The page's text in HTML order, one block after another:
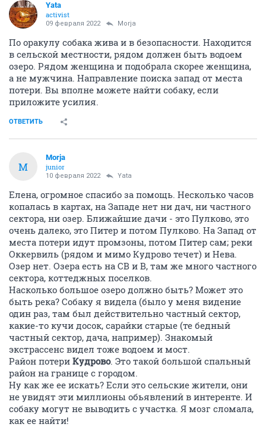
Yata
activist
09 февраля 2022 Morja
По оракулу собака жива и в безопасности. Находится
в сельской местности, рядом должен быть водоем
озеро. Рядом женщина и подобрала скорее женщина,
а не мужчина. Направление поиска запад от места
потери. Вы вполне можете найти собаку, если
приложите усилия.
ОТВЕТИТЬ
M
Morja
junior
10 февраля 2022 Yata
Елена, огромное спасибо за помощь. Несколько часов
копалась в картах, на Западе нет ни дач, ни частного
сектора, ни озер. Ближайшие дачи - это Пулково, это
очень далеко, это Питер и потом Пулково. На Запад от
места потери идут промзоны, потом Питер сам; реки
Оккервиль (рядом и мимо Кудрово течет) и Нева.
Озер нет. Озера есть на СВ и В, там же много частного
сектора, коттеджных поселков.
Насколько большое озеро должно быть? Может это
быть река? Собаку я видела (было у меня видение
один раз, там был действительно частный сектор,
какие-то кучи досок, сарайки старые (те бедный
частный сектор, дача, например). Знакомый
экстрассенс видел тоже водоем и мост.
Район потери Кудрово. Это такой большой спальный
район на границе с городом.
Ну как же ее искать? Если это сельские жители, они
не увидят эти миллионы обьявлений в интеренте. И
собаку могут не выводить с участка. Я мозг сломала,
как ее найти!